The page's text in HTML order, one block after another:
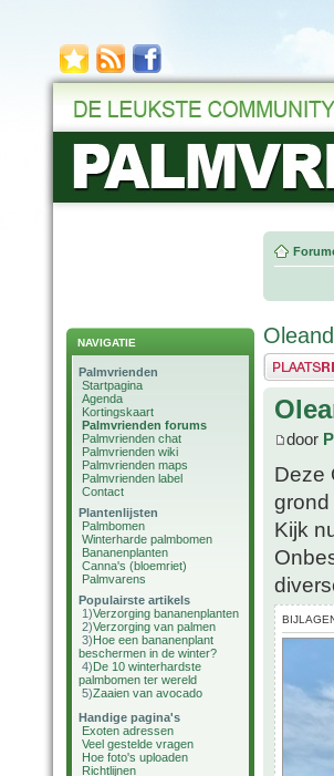
NAVIGATIE
Palmvrienden
Startpagina
Agenda
Kortingskaart
Palmvrienden forums
Palmvrienden chat
Palmvrienden wiki
Palmvrienden maps
Palmvrienden label
Contact
Plantenlijsten
Palmbomen
Winterharde palmbomen
Bananenplanten
Canna's (bloemriet)
Palmvarens
Populairste artikels
1)Verzorging bananenplanten
2)Verzorging van palmen
3)Hoe een bananenplant
beschermen in de winter?
4)De 10 winterhardste
palmbomen ter wereld
5)Zaaien van avocado
Handige pagina's
Exoten adressen
Veel gestelde vragen
Hoe foto's uploaden
Richtlijnen
Plaats een
door
Deze
grond
Kijk